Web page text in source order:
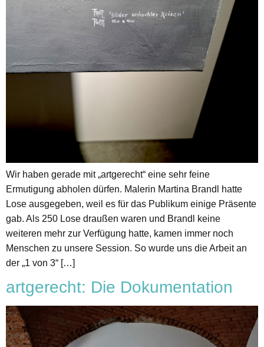
Wir haben gerade mit „artgerecht“ eine sehr feine
Ermutigung abholen dürfen. Malerin Martina Brandl hatte
Lose ausgegeben, weil es für das Publikum einige Präsente
gab. Als 250 Lose draußen waren und Brandl keine
weiteren mehr zur Verfügung hatte, kamen immer noch
Menschen zu unsere Session. So wurde uns die Arbeit an
der „1 von 3“ […]
artgerecht: Die Dokumentation